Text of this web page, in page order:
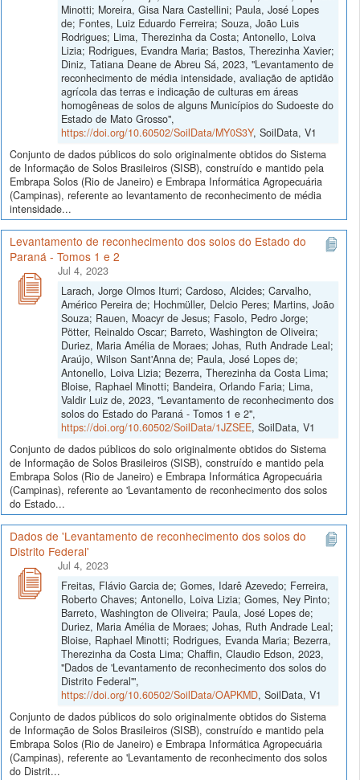
Minotti; Moreira, Gisa Nara Castellini; Paula, José Lopes
de; Fontes, Luiz Eduardo Ferreira; Souza, João Luis
Rodrigues; Lima, Therezinha da Costa; Antonello, Loiva
Lizia; Rodrigues, Evandra Maria; Bastos, Therezinha Xavier;
Diniz, Tatiana Deane de Abreu Sá, 2023, "Levantamento de
reconhecimento de média intensidade, avaliação de aptidão
agrícola das terras e indicação de culturas em áreas
homogêneas de solos de alguns Municípios do Sudoeste do
Estado de Mato Grosso",
https://doi.org/10.60502/SoilData/MY0S3Y, SoilData, V1
Conjunto de dados públicos do solo originalmente obtidos do Sistema
de Informação de Solos Brasileiros (SISB), construído e mantido pela
Embrapa Solos (Rio de Janeiro) e Embrapa Informática Agropecuária
(Campinas), referente ao levantamento de reconhecimento de média
intensidade...
Levantamento de reconhecimento dos solos do Estado do
Paraná - Tomos 1 e 2
Jul 4, 2023
Larach, Jorge Olmos Iturri; Cardoso, Alcides; Carvalho,
Américo Pereira de; Hochmüller, Delcio Peres; Martins, João
Souza; Rauen, Moacyr de Jesus; Fasolo, Pedro Jorge;
Pötter, Reinaldo Oscar; Barreto, Washington de Oliveira;
Duriez, Maria Amélia de Moraes; Johas, Ruth Andrade Leal;
Araújo, Wilson Sant'Anna de; Paula, José Lopes de;
Antonello, Loiva Lizia; Bezerra, Therezinha da Costa Lima;
Bloise, Raphael Minotti; Bandeira, Orlando Faria; Lima,
Valdir Luiz de, 2023, "Levantamento de reconhecimento dos
solos do Estado do Paraná - Tomos 1 e 2",
https://doi.org/10.60502/SoilData/1JZSEE, SoilData, V1
Conjunto de dados públicos do solo originalmente obtidos do Sistema
de Informação de Solos Brasileiros (SISB), construído e mantido pela
Embrapa Solos (Rio de Janeiro) e Embrapa Informática Agropecuária
(Campinas), referente ao 'Levantamento de reconhecimento dos solos
do Estado...
Dados de 'Levantamento de reconhecimento dos solos do
Distrito Federal'
Jul 4, 2023
Freitas, Flávio Garcia de; Gomes, Idarê Azevedo; Ferreira,
Roberto Chaves; Antonello, Loiva Lizia; Gomes, Ney Pinto;
Barreto, Washington de Oliveira; Paula, José Lopes de;
Duriez, Maria Amélia de Moraes; Johas, Ruth Andrade Leal;
Bloise, Raphael Minotti; Rodrigues, Evanda Maria; Bezerra,
Therezinha da Costa Lima; Chaffin, Claudio Edson, 2023,
"Dados de 'Levantamento de reconhecimento dos solos do
Distrito Federal'",
https://doi.org/10.60502/SoilData/OAPKMD, SoilData, V1
Conjunto de dados públicos do solo originalmente obtidos do Sistema
de Informação de Solos Brasileiros (SISB), construído e mantido pela
Embrapa Solos (Rio de Janeiro) e Embrapa Informática Agropecuária
(Campinas), referente ao 'Levantamento de reconhecimento dos solos
do Distrit...